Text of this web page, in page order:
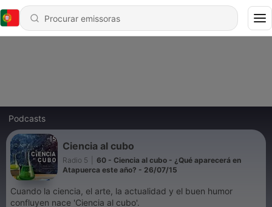
Podcasts
Ciencia al cubo
Radio 5
60 - Ciencia al cubo - ¿Qué aparecerá en
Atapuerca este año? - 26/07/15
Cuando la ciencia, el arte, la actualidad y el buen humor
confluyen nace 'Ciencia al cubo'.